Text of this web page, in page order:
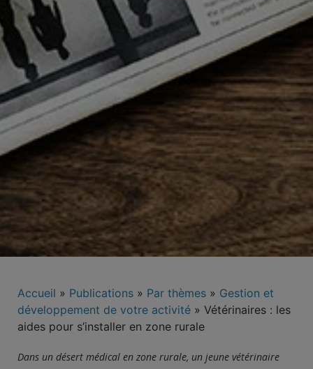
Accueil » Publications » Par thèmes » Gestion et
développement de votre activité » Vétérinaires : les
aides pour s’installer en zone rurale
Dans un désert médical en zone rurale, un jeune vétérinaire